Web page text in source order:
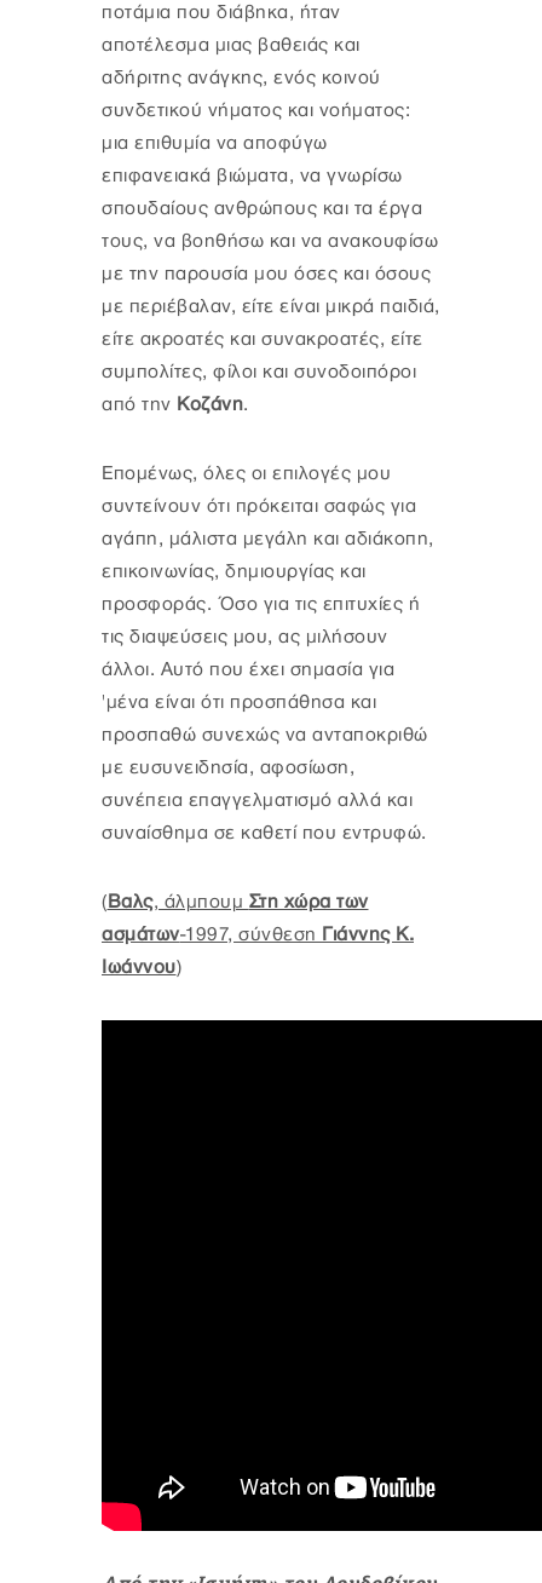
ποτάμια που διάβηκα, ήταν
αποτέλεσμα μιας βαθειάς και
αδήριτης ανάγκης, ενός κοινού
συνδετικού νήματος και νοήματος:
μια επιθυμία να αποφύγω
επιφανειακά βιώματα, να γνωρίσω
σπουδαίους ανθρώπους και τα έργα
τους, να βοηθήσω και να ανακουφίσω
με την παρουσία μου όσες και όσους
με περιέβαλαν, είτε είναι μικρά παιδιά,
είτε ακροατές και συνακροατές, είτε
συμπολίτες, φίλοι και συνοδοιπόροι
από την Κοζάνη.
Επομένως, όλες οι επιλογές μου
συντείνουν ότι πρόκειται σαφώς για
αγάπη, μάλιστα μεγάλη και αδιάκοπη,
επικοινωνίας, δημιουργίας και
προσφοράς. Όσο για τις επιτυχίες ή
τις διαψεύσεις μου, ας μιλήσουν
άλλοι. Αυτό που έχει σημασία για
'μένα είναι ότι προσπάθησα και
προσπαθώ συνεχώς να ανταποκριθώ
με ευσυνειδησία, αφοσίωση,
συνέπεια επαγγελματισμό αλλά και
συναίσθημα σε καθετί που εντρυφώ.
( Βαλς, άλμπουμ Στη χώρα των
ασμάτων-1997, σύνθεση Γιάννης Κ.
Ιωάννου)